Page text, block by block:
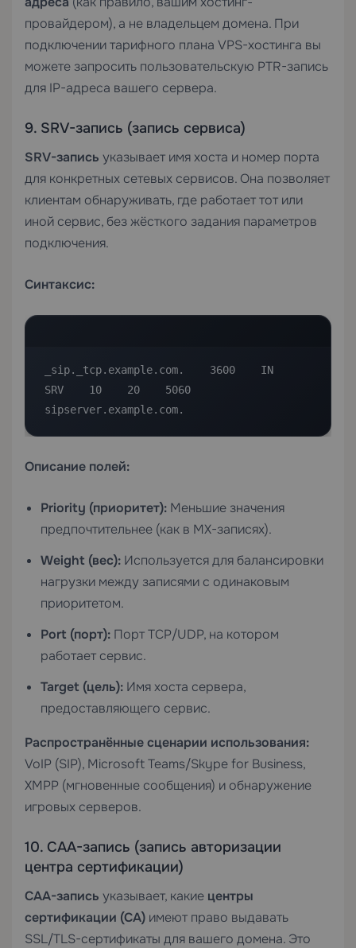
провайдером), а не владельцем домена. При
подключении тарифного плана VPS-хостинга вы
можете запросить пользовательскую PTR-запись
для IP-адреса вашего сервера.
9. SRV-запись (запись сервиса)
SRV-запись указывает имя хоста и номер порта
для конкретных сетевых сервисов. Она позволяет
клиентам обнаруживать, где работает тот или
иной сервис, без жёсткого задания параметров
подключения.
Синтаксис:
_sip._tcp.example.com.    3600    IN
SRV    10    20    5060
sipserver.example.com.
Описание полей:
Priority (приоритет): Меньшие значения
предпочтительнее (как в MX-записях).
Weight (вес): Используется для балансировки
нагрузки между записями с одинаковым
приоритетом.
Port (порт): Порт TCP/UDP, на котором
работает сервис.
Target (цель): Имя хоста сервера,
предоставляющего сервис.
Распространённые сценарии использования:
VoIP (SIP), Microsoft Teams/Skype for Business,
XMPP (мгновенные сообщения) и обнаружение
игровых серверов.
10. CAA-запись (запись авторизации
центра сертификации)
CAA-запись указывает, какие центры
сертификации (CA) имеют право выдавать
SSL/TLS-сертификаты для вашего домена. Это